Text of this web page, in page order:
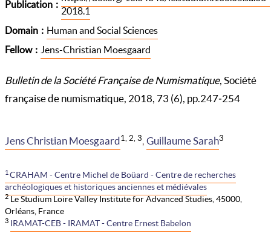
Publication
2018.1
Domain
Human and Social Sciences
Fellow
Jens-Christian Moesgaard
Bulletin de la Société Française de Numismatique, Société
française de numismatique, 2018, 73 (6), pp.247‑254
Jens Christian Moesgaard1, 2, 3, Guillaume Sarah3
1 CRAHAM - Centre Michel de Boüard - Centre de recherches
archéologiques et historiques anciennes et médiévales
2 Le Studium Loire Valley Institute for Advanced Studies, 45000,
Orléans, France
3 IRAMAT-CEB - IRAMAT - Centre Ernest Babelon